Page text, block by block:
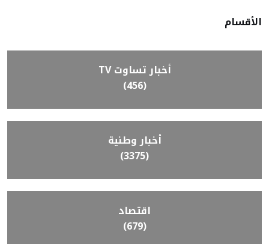
الأقسام
أخبار تساوت TV
(456)
أخبار وطنية
(3375)
اقتصاد
(679)